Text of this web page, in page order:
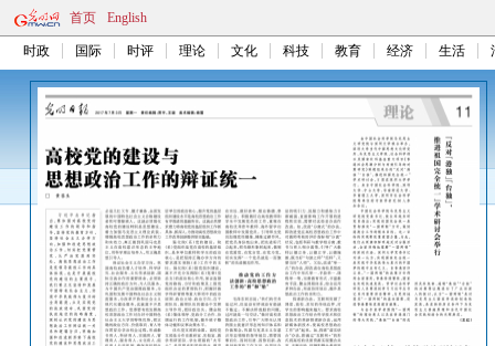
首页 English
时政 国际 时评 理论 文化 科技 教育 经济 生活